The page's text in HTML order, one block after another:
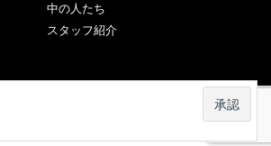
中の人たち
スタッフ紹介
- 2026 株式会社ネクスト・ワン 公式サイト